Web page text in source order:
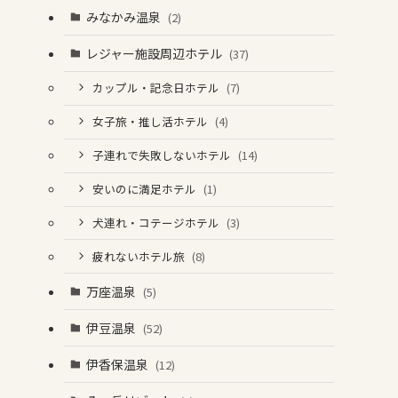
みなかみ温泉 (2)
レジャー施設周辺ホテル (37)
カップル・記念日ホテル (7)
女子旅・推し活ホテル (4)
子連れで失敗しないホテル (14)
安いのに満足ホテル (1)
犬連れ・コテージホテル (3)
疲れないホテル旅 (8)
万座温泉 (5)
伊豆温泉 (52)
伊香保温泉 (12)